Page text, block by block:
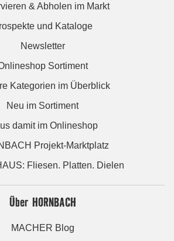
& Abholen im Markt
und Kataloge
Newsletter
Sortiment
Kategorien im Überblick
Neu im Sortiment
damit im Onlineshop
Projekt-Marktplatz
Fliesen. Platten. Dielen
Über HORNBACH
MACHER Blog